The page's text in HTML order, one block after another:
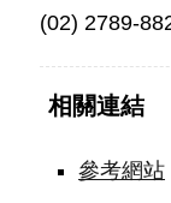
(02) 2789-
相關連結
參考網站